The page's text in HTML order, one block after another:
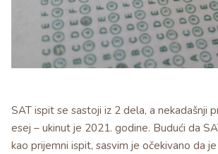
SAT ispit se sastoji iz 2 dela, a nekadašnji
esej – ukinut je 2021. godine. Budući da
kao prijemni ispit, sasvim je očekivano da